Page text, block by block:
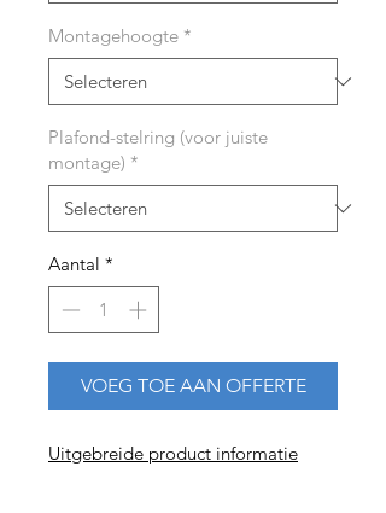
Montagehoogte *
Plafond-stelring (voor juiste
montage) *
Aantal *
VOEG TOE AAN OFFERTE
Uitgebreide product informatie